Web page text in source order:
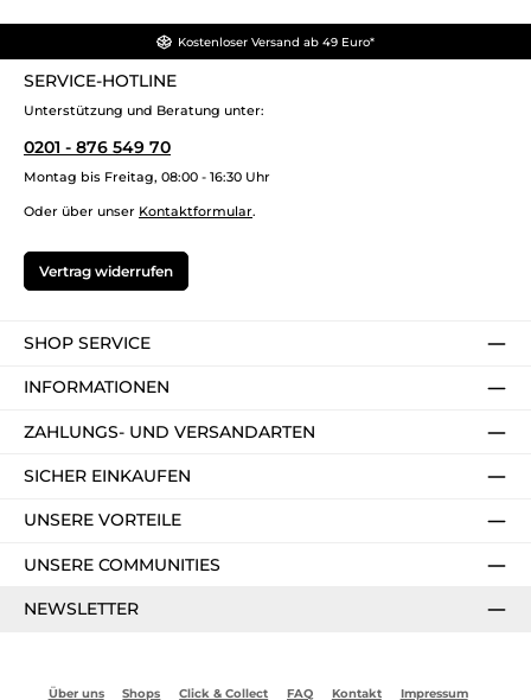
Kostenloser Versand ab 49 Euro*
SERVICE-HOTLINE
Unterstützung und Beratung unter:
0201 - 876 549 70
Montag bis Freitag, 08:00 - 16:30 Uhr
Oder über unser Kontaktformular.
Vertrag widerrufen
SHOP SERVICE
INFORMATIONEN
ZAHLUNGS- UND VERSANDARTEN
SICHER EINKAUFEN
UNSERE VORTEILE
UNSERE COMMUNITIES
NEWSLETTER
Über uns Shops Click & Collect FAQ Kontakt Impressum